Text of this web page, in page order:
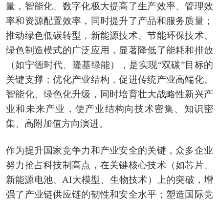
量，智能化、数字化极大提高了生产效率、管理效
率和资源配置效率，同时提升了产品和服务质量；
推动绿色低碳转型，新能源技术、节能环保技术、
绿色制造模式的广泛应用，显著降低了能耗和排放
（如宁德时代、隆基绿能），是实现“双碳”目标的
关键支撑；优化产业结构，促进传统产业高端化、
智能化、绿色化升级，同时培育壮大战略性新兴产
业和未来产业，使产业结构向技术密集、知识密
集、高附加值方向演进。
作为提升国家竞争力和产业安全的关键，众多企业
努力抢占科技制高点，在关键核心技术（如芯片、
新能源电池、AI大模型、生物技术）上的突破，增
强了产业链供应链的韧性和安全水平；塑造国际竞